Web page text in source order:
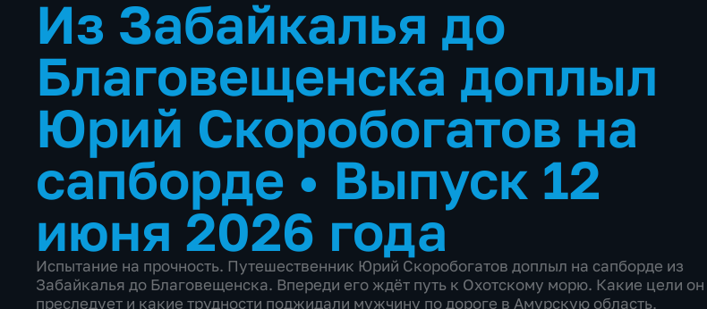
Из Забайкалья до
Благовещенска доплыл
Юрий Скоробогатов на
сапборде• Выпуск 12
июня 2026 года
Испытание на прочность. Путешественник Юрий Скоробогатов доплыл на сапборде из
Забайкалья до Благовещенска. Впереди его ждёт путь к Охотскому морю. Какие цели он
преследует и какие трудности поджидали мужчину по дороге в Амурскую область,